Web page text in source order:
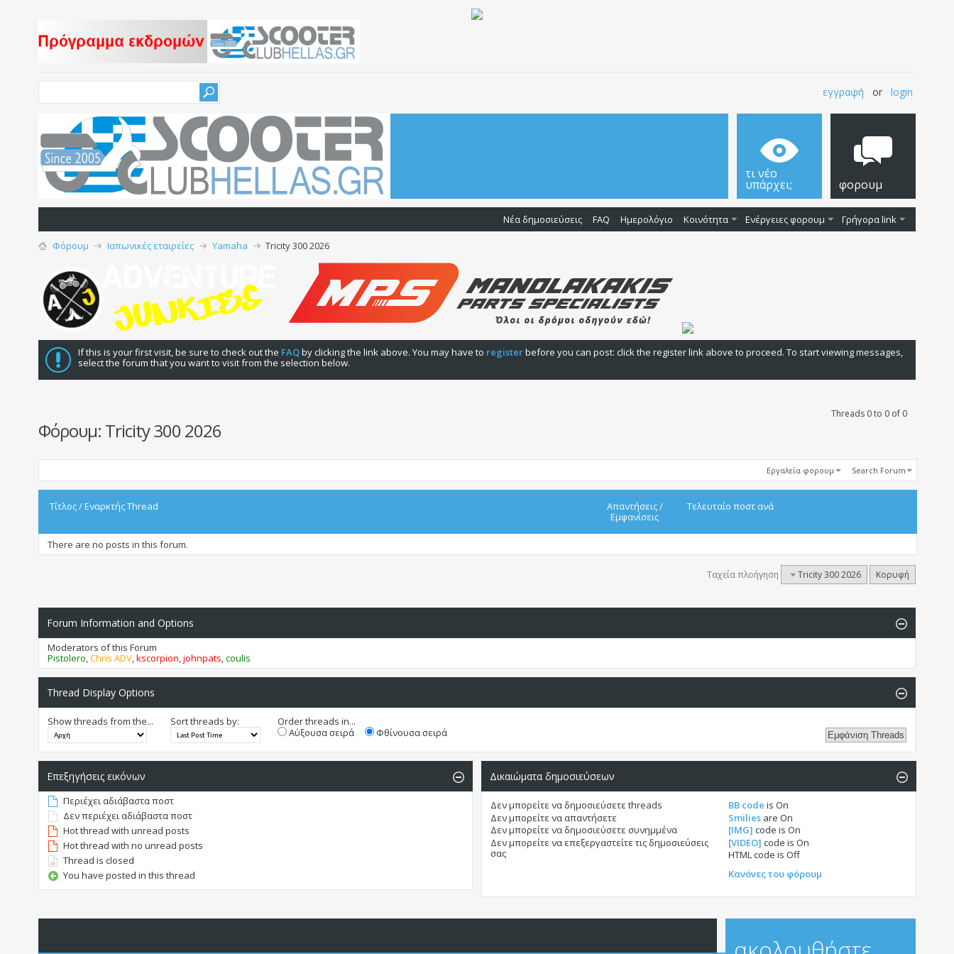
εγγραφή or login
τι νέο
υπάρχει; φορουμ
Νέα δημοσιεύσεις FAQ Ημερολόγιο Κοινότητα Ενέργειες φορουμ Γρήγορα link
Φόρουμ Ιαπωνικές εταιρείες Yamaha Tricity 300 2026
If this is your first visit, be sure to check out the FAQby clicking the link above. You may have to registerbefore you can post: click the register link above to proceed. To start viewing messages,
select the forum that you want to visit from the selection below.
Threads 0 to 0 of 0
Φόρουμ: Tricity 300 2026
Εργαλεία φορουμ Search Forum
Τίτλος/Εναρκτής Thread Απαντήσεις/
Εμφανίσεις
Τελευταίο ποστ ανά
There are no posts in this forum.
Ταχεία πλοήγηση Tricity 300 2026 Κορυφή
Forum Information and Options
Moderators of this Forum
Pistolero,Chris ADV,kscorpion,johnpats,coulis
Thread Display Options
Show threads from the... Sort threads by:
Order threads in...
Αύξουσα σειρά
Φθίνουσα σειρά
Επεξηγήσεις εικόνων
Περιέχει αδιάβαστα ποστ
Δεν περιέχει αδιάβαστα ποστ
Hot thread with unread posts
Hot thread with no unread posts
Thread is closed
You have posted in this thread
Δικαιώματα δημοσιεύσεων
Δεν μπορείτε να δημοσιεύσετε threads
Δεν μπορείτε να απαντήσετε
Δεν μπορείτε να δημοσιεύσετε συνημμένα
Δεν μπορείτενα επεξεργαστείτε τις δημοσιεύσεις
σας
BB code is On
Smiliesare On
[IMG] code is On
[VIDEO] code is On
HTML code is Off
Κανόνες του φόρουμ